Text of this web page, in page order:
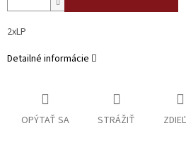
2xLP
Detailné informácie
OPÝTAŤ SA STRÁŽIŤ